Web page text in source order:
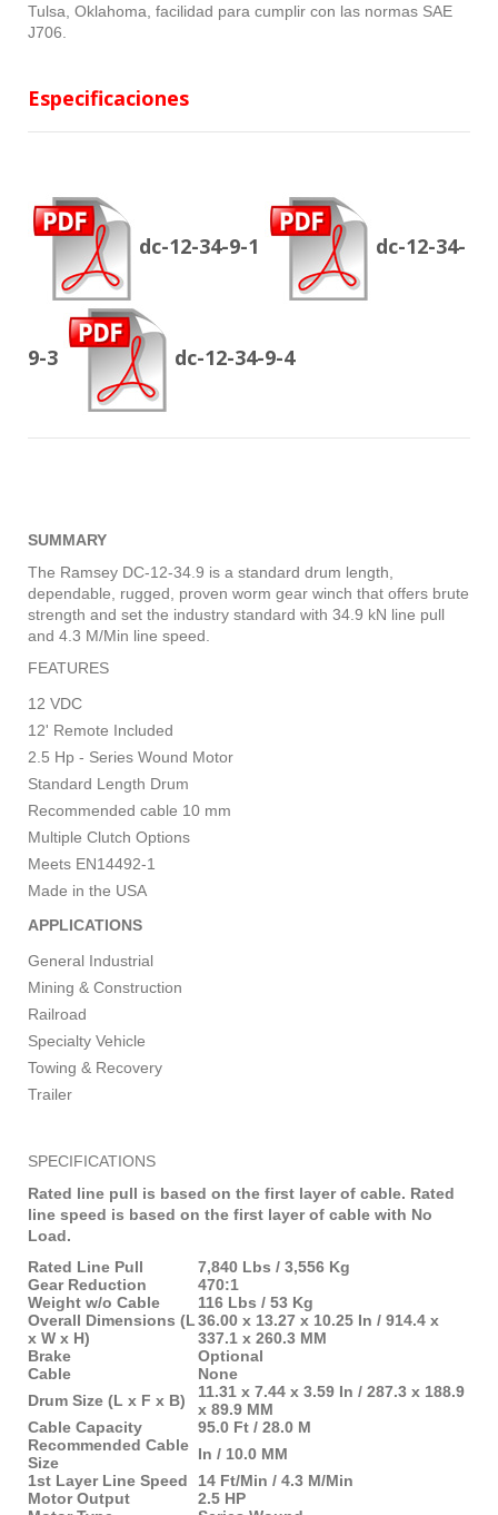
Tulsa, Oklahoma, facilidad para cumplir con las normas SAE
J706.
Especificaciones
dc-12-34-9-1 dc-12-34-
9-3 dc-12-34-9-4
SUMMARY
The Ramsey DC-12-34.9 is a standard drum length,
dependable, rugged, proven worm gear winch that offers brute
strength and set the industry standard with 34.9 kN line pull
and 4.3 M/Min line speed.
FEATURES
12 VDC
12' Remote Included
2.5 Hp - Series Wound Motor
Standard Length Drum
Recommended cable 10 mm
Multiple Clutch Options
Meets EN14492-1
Made in the USA
APPLICATIONS
General Industrial
Mining & Construction
Railroad
Specialty Vehicle
Towing & Recovery
Trailer
SPECIFICATIONS
Rated line pull is based on the first layer of cable. Rated
line speed is based on the first layer of cable with No
Load.
Rated Line Pull
7,840 Lbs / 3,556 Kg
Gear Reduction
470:1
Weight w/o Cable
116 Lbs / 53 Kg
Overall Dimensions (L
x W x H)
36.00 x 13.27 x 10.25 In / 914.4 x
337.1 x 260.3 MM
Brake
Optional
Cable
None
Drum Size (L x F x B)
11.31 x 7.44 x 3.59 In / 287.3 x 188.9
x 89.9 MM
Cable Capacity
95.0 Ft / 28.0 M
Recommended Cable
Size
In / 10.0 MM
1st Layer Line Speed
14 Ft/Min / 4.3 M/Min
Motor Output
2.5 HP